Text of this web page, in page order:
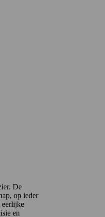
De
op ieder
eerlijke
en